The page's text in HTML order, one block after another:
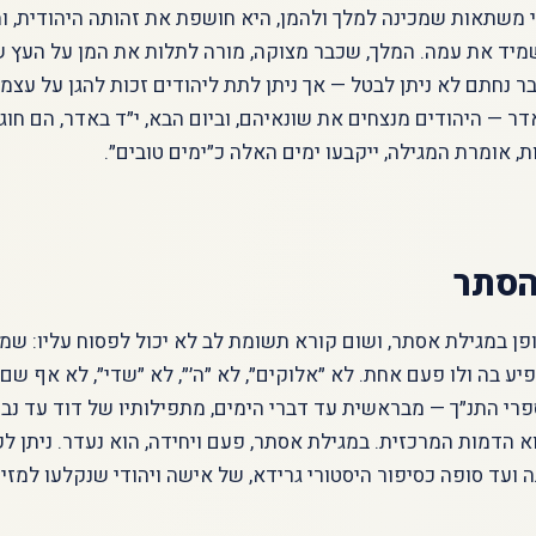
משתאות שמכינה למלך ולהמן, היא חושפת את זהותה
את עמה. המלך, שכבר מצוקה, מורה לתלות את המן על העץ
נחתם לא ניתן לבטל — אך ניתן לתת ליהודים זכות להגן על
— היהודים מנצחים את שונאיהם, וביום הבא, י״ד באדר, הם
אומרת המגילה, ייקבעו ימים האלה כ״ימים טובים״.
במגילת אסתר, ושום קורא תשומת לב לא יכול לפסוח עליו:
בה ולו פעם אחת. לא ״אלוקים״, לא ״ה׳״, לא ״שדי״, לא אף
התנ״ך — מבראשית עד דברי הימים, מתפילותיו של דוד עד
הדמות המרכזית. במגילת אסתר, פעם ויחידה, הוא נעדר. ניתן
סופה כסיפור היסטורי גרידא, של אישה ויהודי שנקלעו